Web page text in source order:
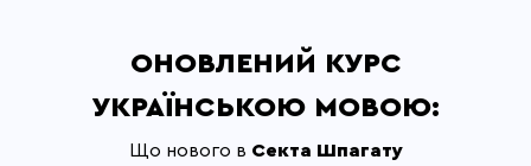
ОНОВЛЕНИЙ КУРС
УКРАЇНСЬКОЮ МОВОЮ:
Що нового в Секта Шпагату